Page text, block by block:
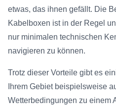
etwas, das ihnen gefällt. Die
Kabelboxen ist in der Regel
nur minimalen technischen
navigieren zu können.
Trotz dieser Vorteile gibt es
Ihrem Gebiet beispielsweise
Wetterbedingungen zu einem